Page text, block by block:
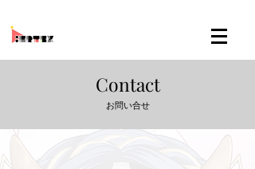
Contact
お問い合せ